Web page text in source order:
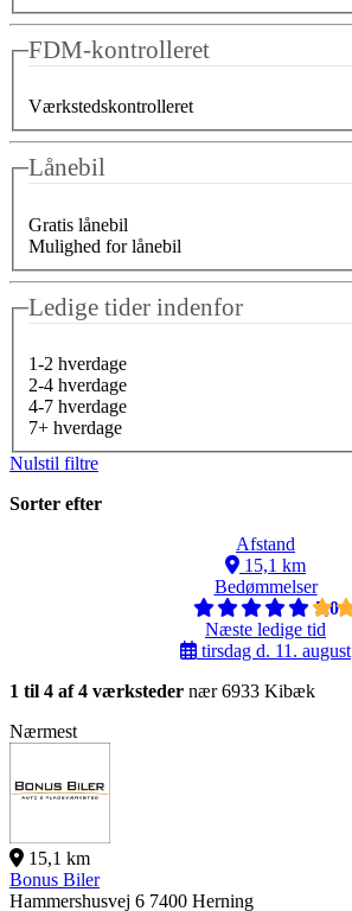
FDM-kontrolleret
Værkstedskontrolleret
Lånebil
Gratis lånebil
Mulighed for lånebil
Ledige tider indenfor
1-2 hverdage
2-4 hverdage
4-7 hverdage
7+ hverdage
Nulstil filtre
Sorter efter
Afstand
15,1 km
Bedømmelser
5,0
Næste ledige tid
tirsdag d. 11. august
1 til 4 af 4 værksteder nær 6933 Kibæk
Nærmest
15,1 km
Bonus Biler
Hammershusvej 6 7400 Herning